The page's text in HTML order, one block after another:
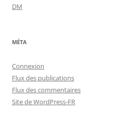
DM
MÉTA
Connexion
Flux des publications
Flux des commentaires
Site de WordPress-FR